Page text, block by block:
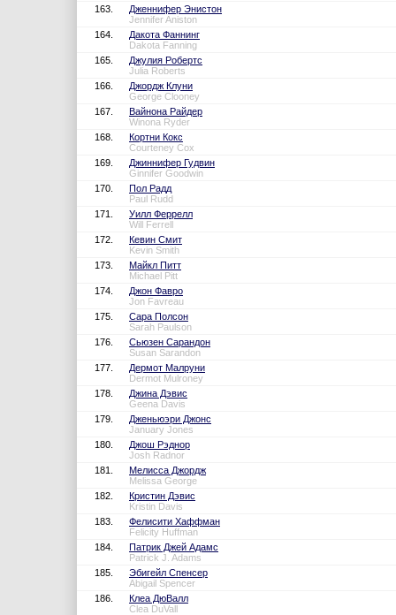
163.
Дженнифер Энистон
Jennifer Aniston
164.
Дакота Фаннинг
Dakota Fanning
165.
Джулия Робертс
Julia Roberts
166.
Джордж Клуни
George Clooney
167.
Вайнона Райдер
Winona Ryder
168.
Кортни Кокс
Courteney Cox
169.
Джиннифер Гудвин
Ginnifer Goodwin
170.
Пол Радд
Paul Rudd
171.
Уилл Феррелл
Will Ferrell
172.
Кевин Смит
Kevin Smith
173.
Майкл Питт
Michael Pitt
174.
Джон Фавро
Jon Favreau
175.
Сара Полсон
Sarah Paulson
176.
Сьюзен Сарандон
Susan Sarandon
177.
Дермот Малруни
Dermot Mulroney
178.
Джина Дэвис
Geena Davis
179.
Дженьюэри Джонс
January Jones
180.
Джош Рэднор
Josh Radnor
181.
Мелисса Джордж
Melissa George
182.
Кристин Дэвис
Kristin Davis
183.
Фелисити Хаффман
Felicity Huffman
184.
Патрик Джей Адамс
Patrick J. Adams
185.
Эбигейл Спенсер
Abigail Spencer
186.
Клеа ДюВалл
Clea DuVall